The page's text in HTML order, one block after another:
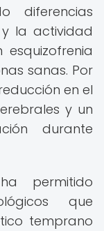
diferencias
la actividad
sanas. Por
en el
y un
durante
permitido
que
temprano